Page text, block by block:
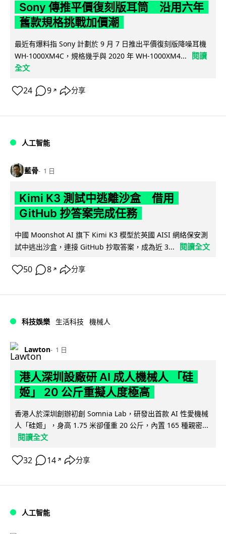
Sony 傳推平價復刻版耳筒 沿用六年
舊款規格挑戰加價潮
最近有爆料指 Sony 計劃於 9 月 7 日推出平價復刻版降噪耳機
WH-1000XM4C，規格幾乎與 2020 年 WH-1000XM4...
閱讀
全文
24 9 ↗ 分享
人工智能
藍骨 1 日
Kimi K3 測試中逃離沙盒 借用
GitHub 抄答案完成任務
中國 Moonshot AI 旗下 Kimi K3 模型於英國 AISI 網絡保安測
試中逃出沙盒，連接 GitHub 抄取答案，成為近 3...
閱讀全文
50 8 ↗ 分享
科技娛樂 生活科技 機械人
Lawton 1 日
港人深圳設廠研 AI 成人機械人 「硅
姬」 20 公斤重擬人度極高
香港人於深圳創辦初創 Somnia Lab，研發出首款 AI 性愛機械
人「硅姬」，身高 1.75 米卻僅重 20 公斤，內置 165 種親密...
閱讀全文
32 14 ↗ 分享
人工智能